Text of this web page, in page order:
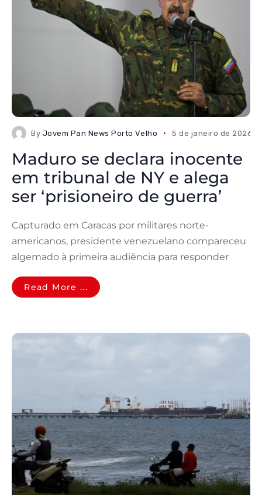
By Jovem Pan News Porto Velho 5 de janeiro de 2026
Maduro se declara inocente
em tribunal de NY e alega
ser ‘prisioneiro de guerra’
Capturado em Caracas por militares norte-
americanos, presidente venezuelano compareceu
algemado à primeira audiência para responder
Read More ...